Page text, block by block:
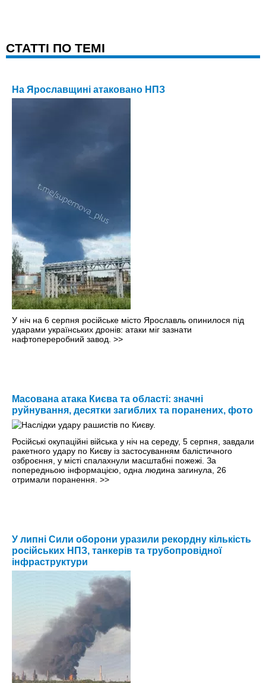
CТАТТІ ПО ТЕМІ
На Ярославщині атаковано НПЗ
У ніч на 6 серпня російське місто Ярославль опинилося під
ударами українських дронів: атаки міг зазнати
нафтопереробний завод. >>
Масована атака Києва та області: значні
руйнування, десятки загиблих та поранених, фото
Російські окупаційні війська у ніч на середу, 5 серпня, завдали
ракетного удару по Києву із застосуванням балістичного
озброєння, у місті спалахнули масштабні пожежі. За
попередньою інформацією, одна людина загинула, 26
отримали поранення. >>
У липні Сили оборони уразили рекордну кількість
російських НПЗ, танкерів та трубопровідної
інфраструктури